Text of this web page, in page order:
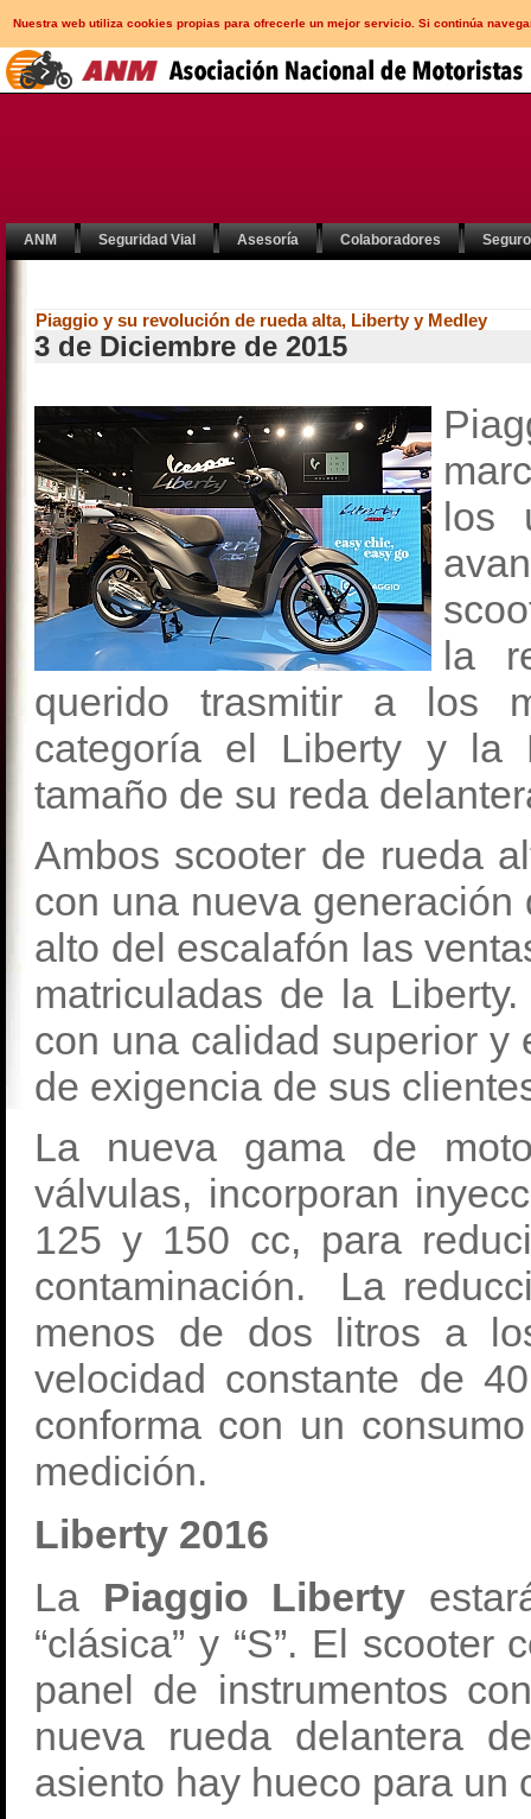
Nuestra web utiliza cookies propias para ofrecerle un mejor servicio. Si continúa
ANM Seguridad Vial Asesoría Colaboradores
Piaggio y su revolución de rueda alta, Liberty y Medley
3 de Diciembre de 2015
los
la
querido trasmitir a los
categoría el Liberty y la
tamaño de su reda
Ambos scooter de rueda
con una nueva
alto del escalafón las
matriculadas de la
con una calidad superior y
de exigencia de sus
La nueva gama de
válvulas, incorporan
125 y 150 cc, para
contaminación. La
menos de dos litros a
velocidad constante de
conforma con un
medición.
Liberty 2016
La Piaggio Liberty
“clásica” y “S”. El
panel de instrumentos
nueva rueda delantera
asiento hay hueco para un